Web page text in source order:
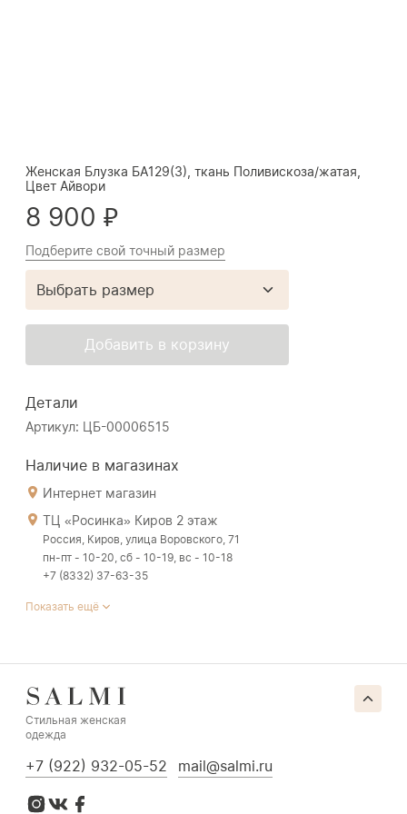
Женская Блузка БА129(3), ткань Поливискоза/жатая,
Цвет Айвори
8 900 ₽
Подберите свой точный размер
Выбрать размер
Добавить в корзину
Детали
Артикул: ЦБ-00006515
Наличие в магазинах
Интернет магазин
ТЦ «Росинка» Киров 2 этаж
Россия, Киров, улица Воровского, 71
пн-пт - 10-20, сб - 10-19, вс - 10-18
+7 (8332) 37-63-35
Показать ещё
Стильная женская
одежда
+7 (922) 932-05-52 mail@salmi.ru